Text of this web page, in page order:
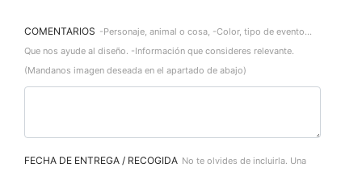
COMENTARIOS -Personaje, animal o cosa, -Color, tipo de evento...
Que nos ayude al diseño. -Información que consideres relevante.
(Mandanos imagen deseada en el apartado de abajo)
FECHA DE ENTREGA / RECOGIDA No te olvides de incluirla. Una